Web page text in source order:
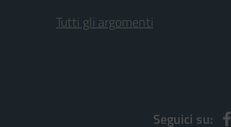
Tutti gli argomenti
Seguici su: